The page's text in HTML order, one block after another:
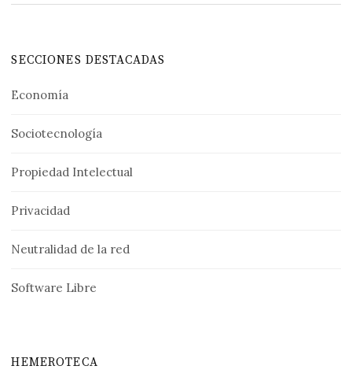
SECCIONES DESTACADAS
Economía
Sociotecnología
Propiedad Intelectual
Privacidad
Neutralidad de la red
Software Libre
HEMEROTECA